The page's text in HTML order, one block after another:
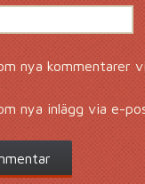
nya kommentarer
nya inlägg via e-